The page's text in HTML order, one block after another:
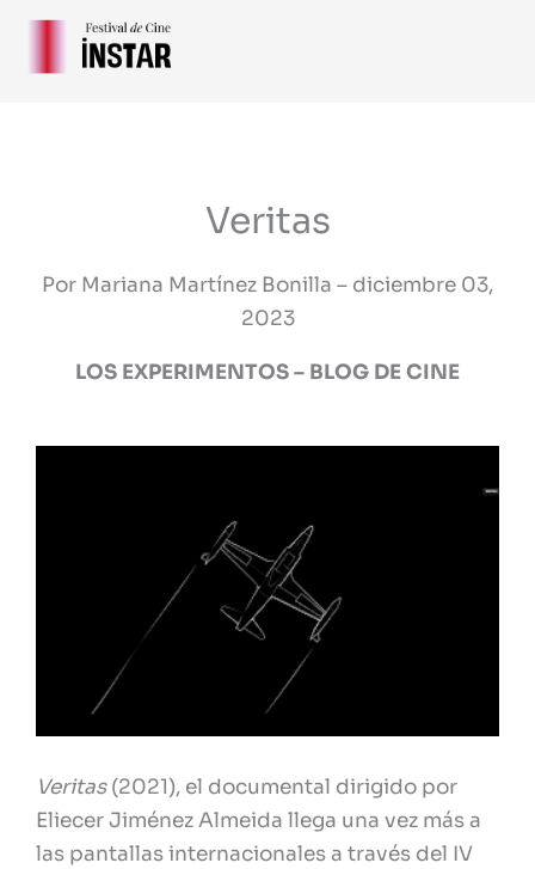
contenido
Veritas
Por Mariana Martínez Bonilla – diciembre 03,
2023
LOS EXPERIMENTOS – BLOG DE CINE
Veritas(2021), el documental dirigido por
Eliecer Jiménez Almeida llega una vez más a
las pantallas internacionales a través del IV